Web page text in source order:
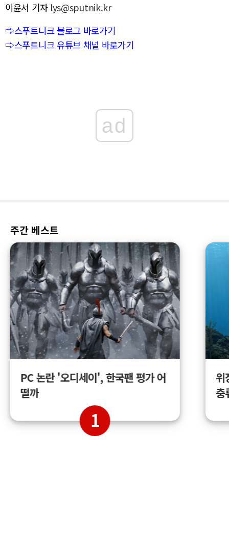
이윤서 기자 lys@sputnik.kr
⇨스푸트니크 블로그 바로가기
⇨스푸트니크 유튜브 채널 바로가기
ad
주간 베스트
PC 논란 '오디세이', 한국팬 평가 어
떨까
1
위
충